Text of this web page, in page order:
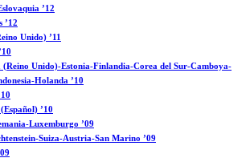
’12
’12
Unido) ’11
Unido)-Estonia-Finlandia-Corea del Sur-Camboya-
Holanda ’10
’10
Luxemburgo ’09
Suiza-Austria-San Marino ’09